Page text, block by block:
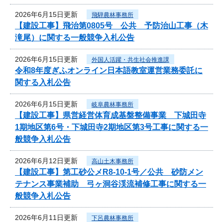
2026年6月15日更新 飛騨農林事務所
【建設工事】飛治第0805号 公共 予防治山工事（木
滝尾）に関する一般競争入札公告
2026年6月15日更新 外国人活躍・共生社会推進課
令和8年度ぎふオンライン日本語教室運営業務委託に
関する入札公告
2026年6月15日更新 岐阜農林事務所
【建設工事】県営経営体育成基盤整備事業 下城田寺
1期地区第6号・下城田寺2期地区第3号工事に関する一
般競争入札公告
2026年6月12日更新 高山土木事務所
【建設工事】第工砂公メR8-10-1号／公共 砂防メン
テナンス事業補助 弓ヶ洞谷渓流補修工事に関する一
般競争入札公告
2026年6月11日更新 下呂農林事務所